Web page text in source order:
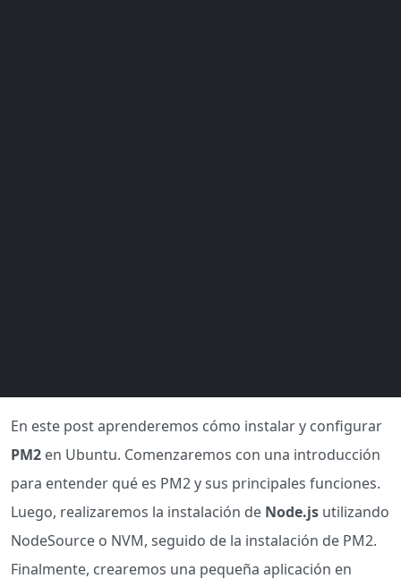
En este post aprenderemos cómo instalar y configurar
PM2 en Ubuntu. Comenzaremos con una introducción
para entender qué es PM2 y sus principales funciones.
Luego, realizaremos la instalación de Node.js utilizando
NodeSource o NVM, seguido de la instalación de PM2.
Finalmente, crearemos una pequeña aplicación en